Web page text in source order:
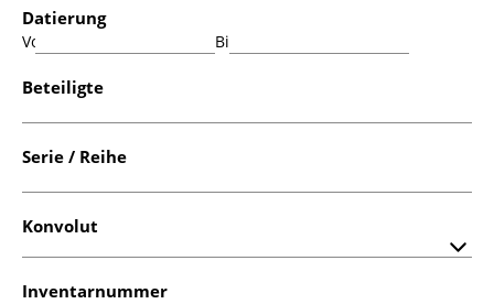
Datierung
Von: Bis:
Beteiligte
Serie / Reihe
Konvolut
Inventarnummer